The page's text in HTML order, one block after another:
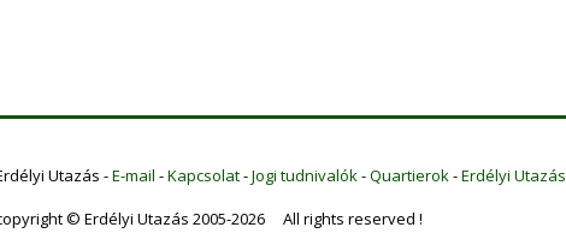
Utazás -E-mail -Kapcsolat-Jogi tudnivalók-Quartierok-Erdélyi Utazás
© Erdélyi Utazás 2005-2026 All rights reserved !